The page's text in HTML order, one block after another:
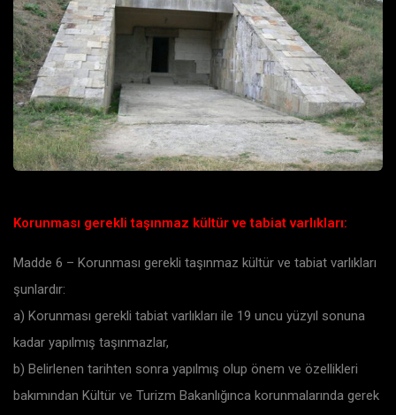
Korunması gerekli taşınmaz kültür ve tabiat varlıkları:
Madde 6 – Korunması gerekli taşınmaz kültür ve tabiat varlıkları
şunlardır:
a) Korunması gerekli tabiat varlıkları ile 19 uncu yüzyıl sonuna
kadar yapılmış taşınmazlar,
b) Belirlenen tarihten sonra yapılmış olup önem ve özellikleri
bakımından Kültür ve Turizm Bakanlığınca korunmalarında gerek